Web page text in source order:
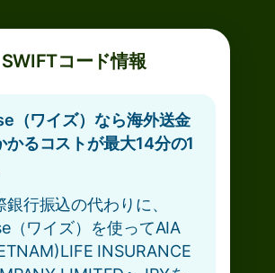
SWIFTコード情報
（ワイズ）なら海外送金
かるコストが最大14分の1
銀行振込の代わりに、
（ワイズ）を使ってAIA
INSURANCE